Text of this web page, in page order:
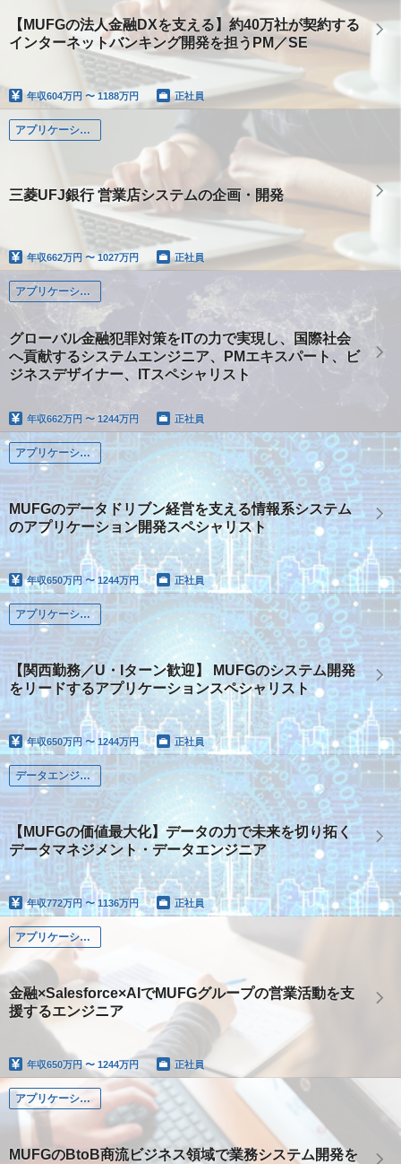
【MUFGの法人金融DXを支える】約40万社が契約する
インターネットバンキング開発を担うPM／SE
年収604万円 〜 1188万円 正社員
アプリケーション系
三菱UFJ銀行 営業店システムの企画・開発
年収662万円 〜 1027万円 正社員
アプリケーション系
グローバル金融犯罪対策をITの力で実現し、国際社会
へ貢献するシステムエンジニア、PMエキスパート、ビ
ジネスデザイナー、ITスペシャリスト
年収662万円 〜 1244万円 正社員
アプリケーション系
MUFGのデータドリブン経営を支える情報系システム
のアプリケーション開発スペシャリスト
年収650万円 〜 1244万円 正社員
アプリケーション系
【関西勤務／U・Iターン歓迎】 MUFGのシステム開発
をリードするアプリケーションスペシャリスト
年収650万円 〜 1244万円 正社員
データエンジニア
【MUFGの価値最大化】データの力で未来を切り拓く
データマネジメント・データエンジニア
年収772万円 〜 1136万円 正社員
アプリケーション系
金融×Salesforce×AIでMUFGグループの営業活動を支
援するエンジニア
年収650万円 〜 1244万円 正社員
アプリケーション系
MUFGのBtoB商流ビジネス領域で業務システム開発を